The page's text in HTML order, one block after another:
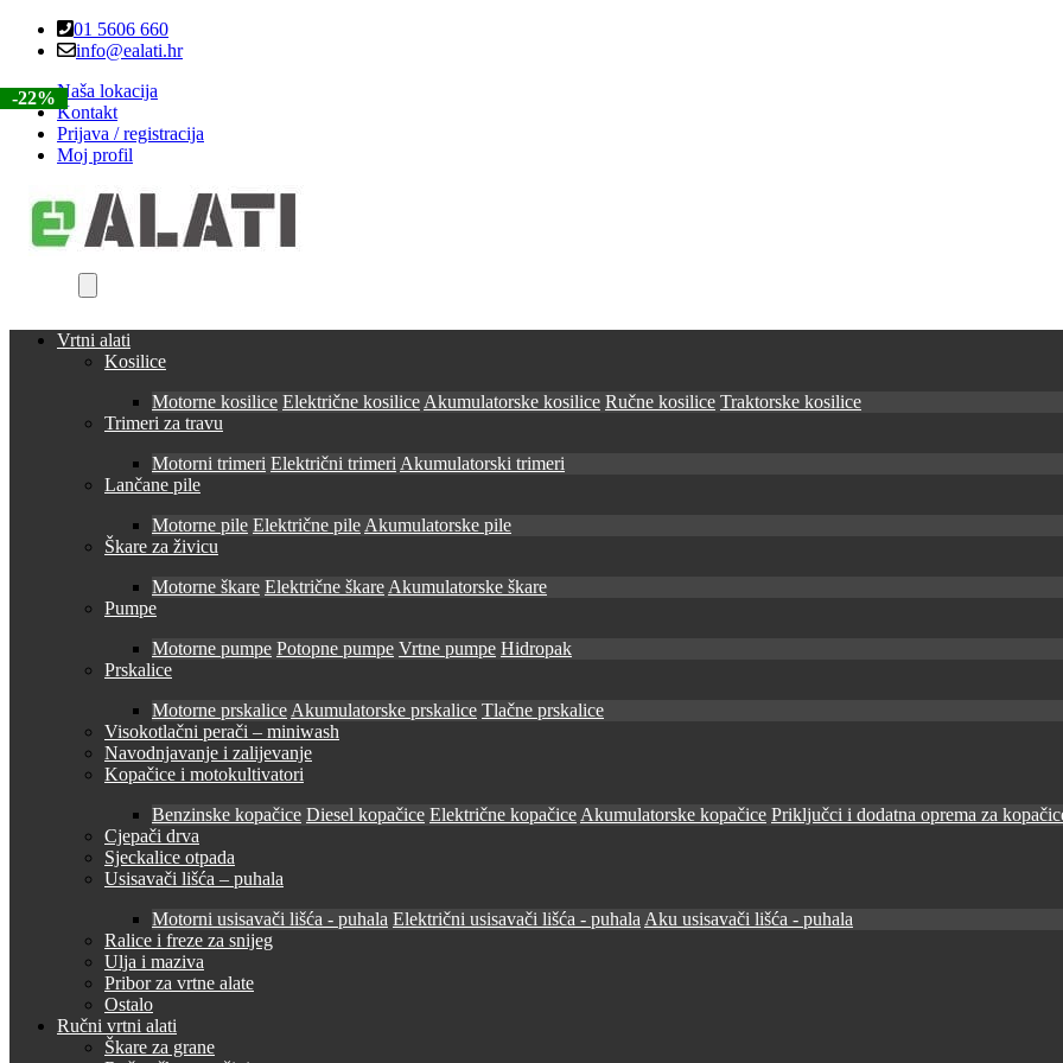
Skip
Skip
01 5606 660
info@ealati.hr
Naša lokacija
Kontakt
Prijava / registracija
Moj profil
Vrtni alati
Kosilice
Motorne kosilice Električne kosilice Akumulatorske kosilice Ručne kosilice Traktorske kosilice
Trimeri za travu
Motorni trimeri Električni trimeri Akumulatorski trimeri
Lančane pile
Motorne pile Električne pile Akumulatorske pile
Škare za živicu
Motorne škare Električne škare Akumulatorske škare
Pumpe
Motorne pumpe Potopne pumpe Vrtne pumpe Hidropak
Prskalice
Motorne prskalice Akumulatorske prskalice Tlačne prskalice
Visokotlačni perači – miniwash
Navodnjavanje i zalijevanje
Kopačice i motokultivatori
Benzinske kopačice Diesel kopačice Električne kopačice Akumulatorske kopačice Priključci i dodatna oprema za
Cjepači drva
Sjeckalice otpada
Usisavači lišća – puhala
Motorni usisavači lišća - puhala Električni usisavači lišća - puhala Aku usisavači lišća - puhala
Ralice i freze za snijeg
Ulja i maziva
Pribor za vrtne alate
Ostalo
Ručni vrtni alati
Škare za grane
-22%
-22%
-22%
-22%
-22%